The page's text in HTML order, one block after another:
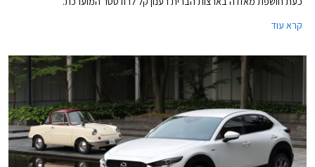
קרא עוד